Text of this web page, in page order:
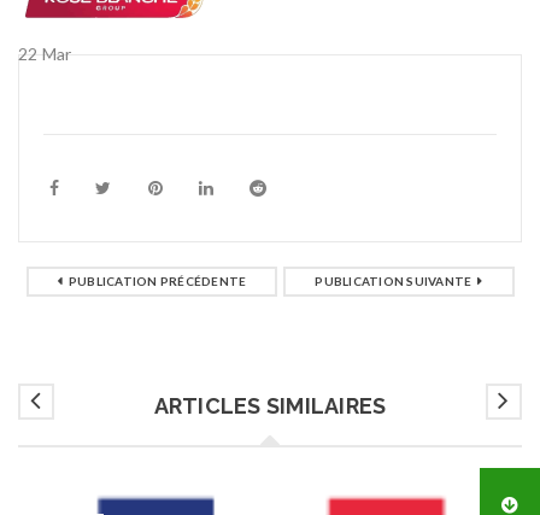
22 Mar
PUBLICATION PRÉCÉDENTE PUBLICATION SUIVANTE
ARTICLES SIMILAIRES